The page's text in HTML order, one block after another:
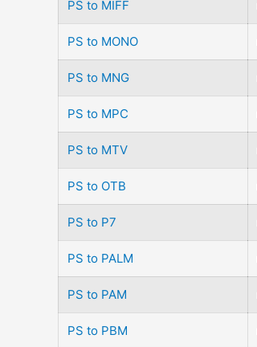
PS to MIFF
PS to MONO
PS to MNG
PS to MPC
PS to MTV
PS to OTB
PS to P7
PS to PALM
PS to PAM
PS to PBM